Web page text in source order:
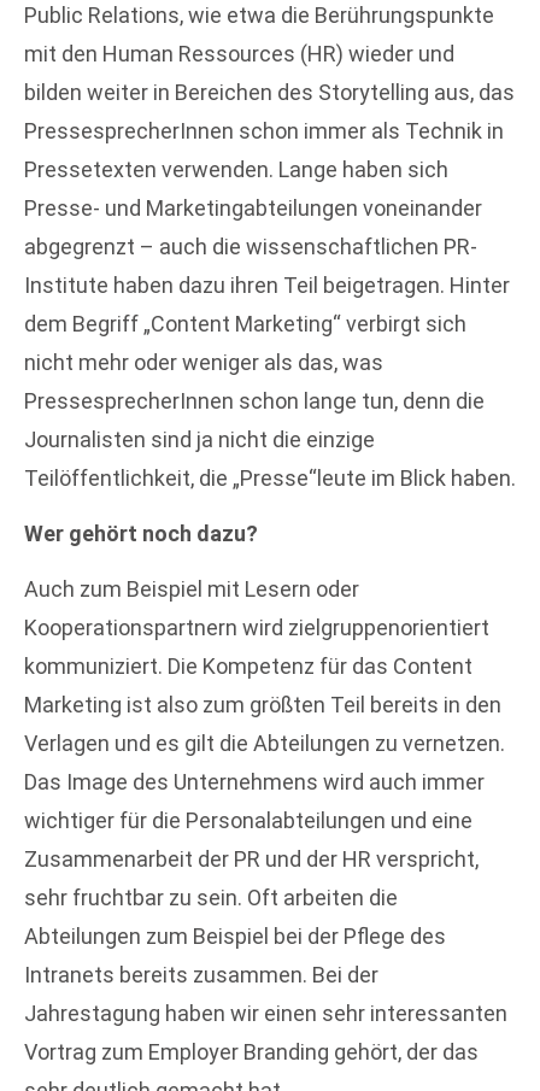
Public Relations, wie etwa die Berührungspunkte
mit den Human Ressources (HR) wieder und
bilden weiter in Bereichen des Storytelling aus, das
PressesprecherInnen schon immer als Technik in
Pressetexten verwenden. Lange haben sich
Presse- und Marketingabteilungen voneinander
abgegrenzt – auch die wissenschaftlichen PR-
Institute haben dazu ihren Teil beigetragen. Hinter
dem Begriff „Content Marketing“ verbirgt sich
nicht mehr oder weniger als das, was
PressesprecherInnen schon lange tun, denn die
Journalisten sind ja nicht die einzige
Teilöffentlichkeit, die „Presse“leute im Blick haben.
Wer gehört noch dazu?
Auch zum Beispiel mit Lesern oder
Kooperationspartnern wird zielgruppenorientiert
kommuniziert. Die Kompetenz für das Content
Marketing ist also zum größten Teil bereits in den
Verlagen und es gilt die Abteilungen zu vernetzen.
Das Image des Unternehmens wird auch immer
wichtiger für die Personalabteilungen und eine
Zusammenarbeit der PR und der HR verspricht,
sehr fruchtbar zu sein. Oft arbeiten die
Abteilungen zum Beispiel bei der Pflege des
Intranets bereits zusammen. Bei der
Jahrestagung haben wir einen sehr interessanten
Vortrag zum Employer Branding gehört, der das